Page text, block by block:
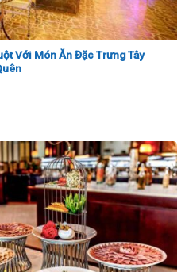
Với Món Ăn Đặc Trưng Tây